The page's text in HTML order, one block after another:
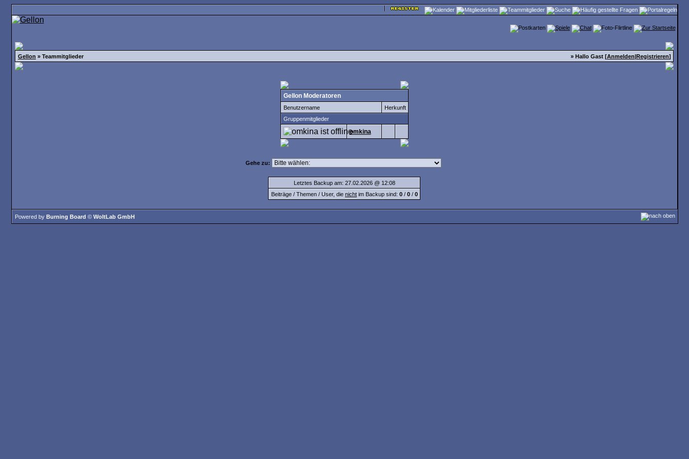
Gellon » Teammitglieder » Hallo Gast [Anmelden|Registrieren]
Gellon Moderatoren
Benutzername
Herkunft
Gruppenmitglieder
omkina
Gehe zu:
Letztes Backup am: 27.02.2026 @ 12:08
Beiträge / Themen / User, die nicht im Backup sind: 0 / 0 / 0
Powered by Burning Board © WoltLab GmbH